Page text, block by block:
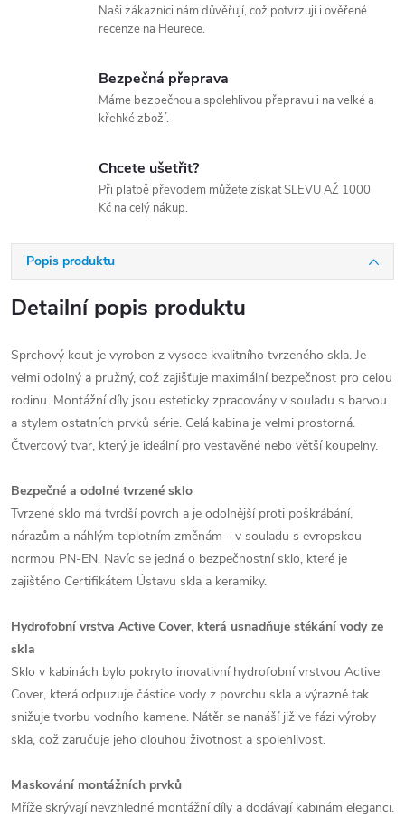
Naši zákazníci nám důvěřují, což potvrzují i ověřené
recenze na Heurece.
Bezpečná přeprava
Máme bezpečnou a spolehlivou přepravu i na velké a
křehké zboží.
Chcete ušetřit?
Při platbě převodem můžete získat SLEVU AŽ 1000
Kč na celý nákup.
Popis produktu
Detailní popis produktu
Sprchový kout je vyroben z vysoce kvalitního tvrzeného skla. Je
velmi odolný a pružný, což zajišťuje maximální bezpečnost pro celou
rodinu. Montážní díly jsou esteticky zpracovány v souladu s barvou
a stylem ostatních prvků série. Celá kabina je velmi prostorná.
Čtvercový tvar, který je ideální pro vestavěné nebo větší koupelny.
Bezpečné a odolné tvrzené sklo
Tvrzené sklo má tvrdší povrch a je odolnější proti poškrábání,
nárazům a náhlým teplotním změnám - v souladu s evropskou
normou PN-EN. Navíc se jedná o bezpečnostní sklo, které je
zajištěno Certifikátem Ústavu skla a keramiky.
Hydrofobní vrstva Active Cover, která usnadňuje stékání vody ze
skla
Sklo v kabinách bylo pokryto inovativní hydrofobní vrstvou Active
Cover, která odpuzuje částice vody z povrchu skla a výrazně tak
snižuje tvorbu vodního kamene. Nátěr se nanáší již ve fázi výroby
skla, což zaručuje jeho dlouhou životnost a spolehlivost.
Maskování montážních prvků
Mříže skrývají nevzhledné montážní díly a dodávají kabinám eleganci.